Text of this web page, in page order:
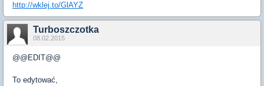
http://wklej.to/GlAYZ
Turboszczotka
08.02.2015
@@EDIT@@
To edytować,